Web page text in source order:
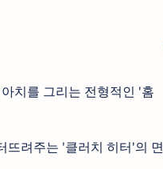
치를 그리는 전형적인 '홈
뜨려주는 '클러치 히터'의 면